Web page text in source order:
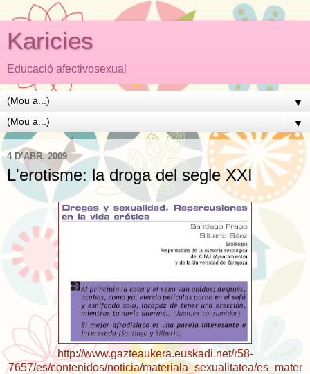
Karicies
Educació afectivosexual
▼
▼
4 D’ABR. 2009
L'erotisme: la droga del segle XXI
http://www.gazteaukera.euskadi.net/r58-
7657/es/contenidos/noticia/materiala_sexualitatea/es_mater